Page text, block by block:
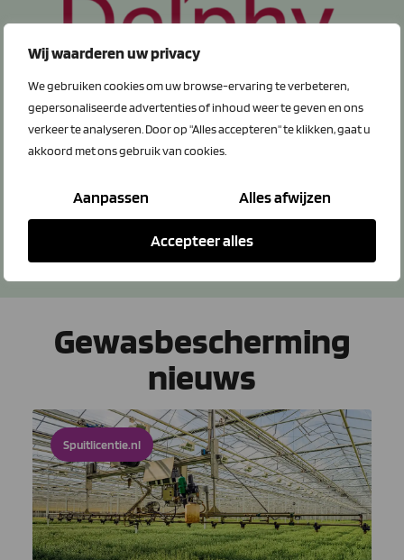
Wij waarderen uw privacy
We gebruiken cookies om uw browse-ervaring te verbeteren,
gepersonaliseerde advertenties of inhoud weer te geven en ons
verkeer te analyseren. Door op "Alles accepteren" te klikken, gaat u
akkoord met ons gebruik van cookies.
Aanpassen Alles afwijzen
Accepteer alles
Blijf up-to-date
Door mee te doen met de gezamenlijke inkoop van de
Meld je aan via onderstaande knop.
Gids aanvragen
Gewasbescherming
nieuws
Spuitlicentie.nl